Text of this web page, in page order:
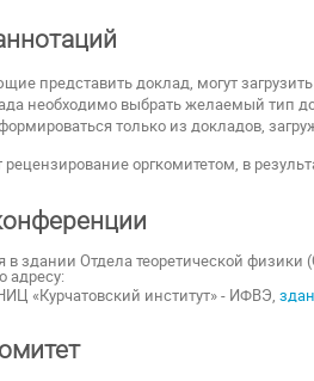
представить доклад, могут
необходимо выбрать желаемый тип
только из докладов,
оргкомитетом, в
в здании Отдела теоретической
адресу:
«Курчатовский институт» - ИФВЭ,